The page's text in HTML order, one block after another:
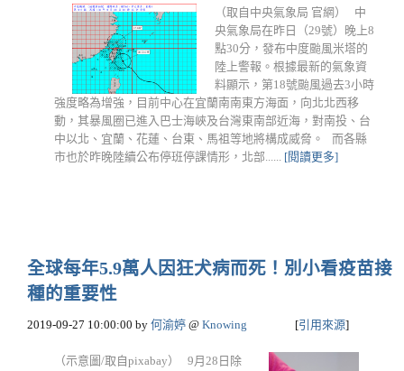
（取自中央氣象局 官網） 中
央氣象局在昨日（29號）晚上8
點30分，發布中度颱風米塔的
陸上警報。根據最新的氣象資
料顯示，第18號颱風過去3小時
強度略為增強，目前中心在宜蘭南南東方海面，向北北西移
動，其暴風圈已進入巴士海峽及台灣東南部近海，對南投、台
中以北、宜蘭、花蓮、台東、馬祖等地將構成威脅。 而各縣
市也於昨晚陸續公布停班停課情形，北部...... [閱讀更多]
全球每年5.9萬人因狂犬病而死！別小看疫苗接
種的重要性
2019-09-27 10:00:00 by 何渝婷 @ Knowing [引用來源]
（示意圖/取自pixabay） 9月28日除